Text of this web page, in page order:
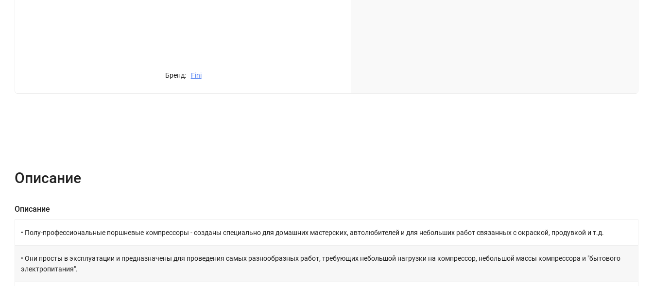
Бренд: Fini
Описание
Описание
• Полу-профессиональные поршневые компрессоры - созданы специально для домашних мастерских, автолюбителей и для небольших работ связанных с окраской, продувкой и т.д.
• Они просты в эксплуатации и предназначены для проведения самых разнообразных работ, требующих небольшой нагрузки на компрессор, небольшой массы компрессора и "бытового
электропитания".